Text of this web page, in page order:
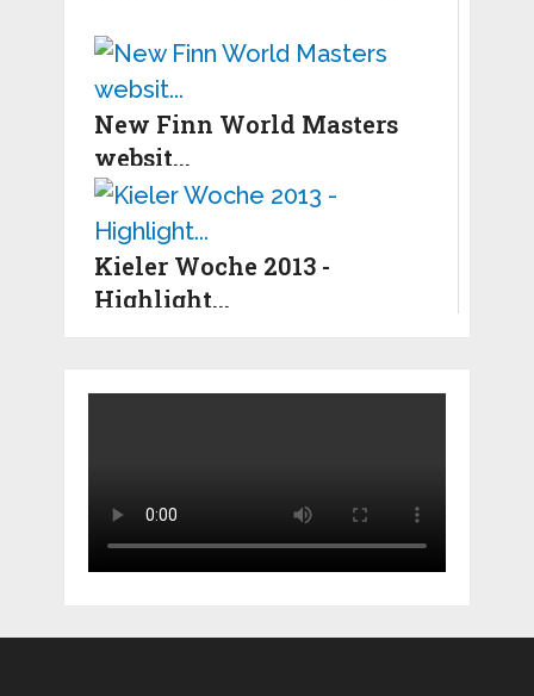
New Finn World Masters
websit...
Kieler Woche 2013 -
Highlight...